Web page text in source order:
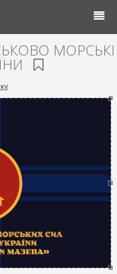
МОРСЬКІ